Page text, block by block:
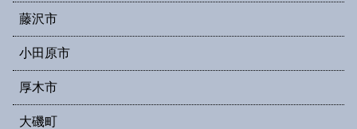
藤沢市
小田原市
厚木市
大磯町